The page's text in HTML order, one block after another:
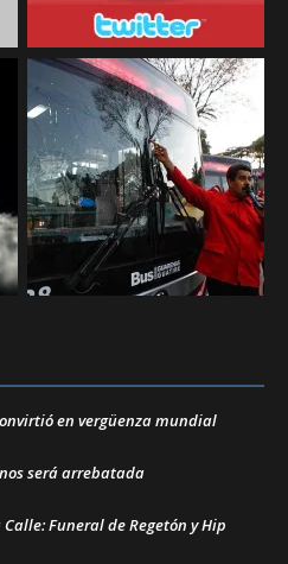
en vergüenza mundial
será arrebatada
Calle: Funeral de Regetón y Hip